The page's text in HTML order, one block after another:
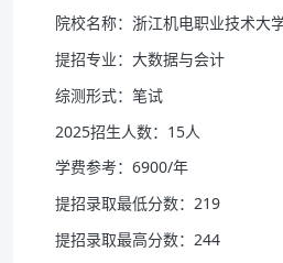
院校名称：浙江机电职业技术大
提招专业：大数据与会计
综测形式：笔试
2025招生人数：15人
学费参考：6900/年
提招录取最低分数：219
提招录取最高分数：244